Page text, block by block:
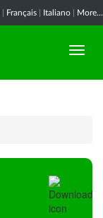
Français Italiano More...